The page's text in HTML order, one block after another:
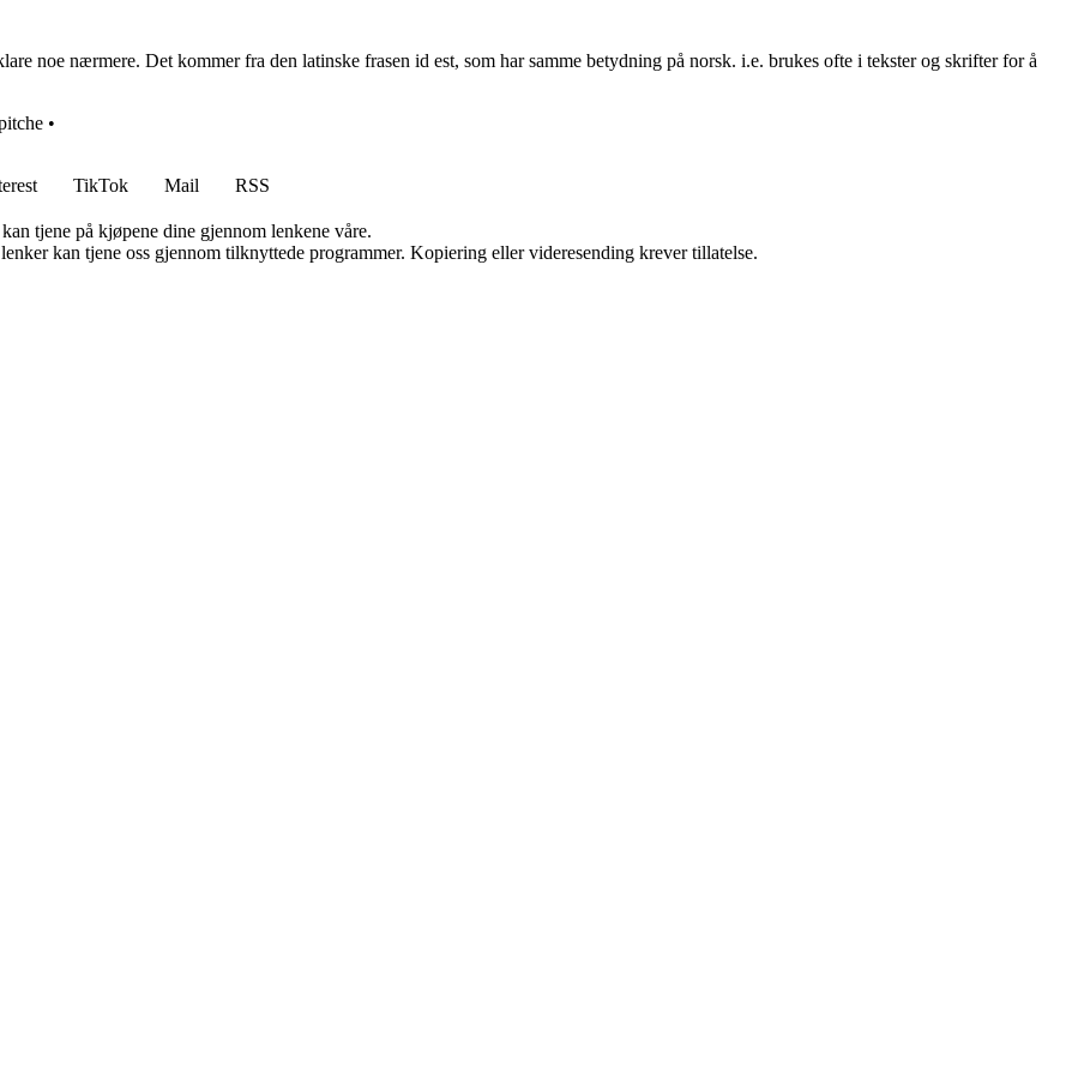
noe nærmere. Det kommer fra den latinske frasen id est, som har samme betydning på norsk. i.e. brukes ofte i tekster og skrifter for å
•
TikTok Mail
RSS
tjene på kjøpene dine gjennom lenkene våre.
kan tjene oss gjennom tilknyttede programmer. Kopiering eller videresending krever tillatelse.